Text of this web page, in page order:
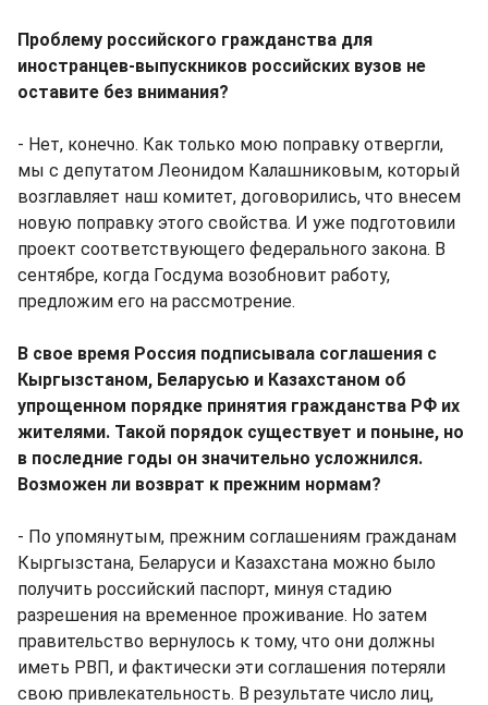
Проблему российского гражданства для
иностранцев-выпускников российских вузов не
оставите без внимания?
- Нет, конечно. Как только мою поправку отвергли,
мы с депутатом Леонидом Калашниковым, который
возглавляет наш комитет, договорились, что внесем
новую поправку этого свойства. И уже подготовили
проект соответствующего федерального закона. В
сентябре, когда Госдума возобновит работу,
предложим его на рассмотрение.
В свое время Россия подписывала соглашения с
Кыргызстаном, Беларусью и Казахстаном об
упрощенном порядке принятия гражданства РФ их
жителями. Такой порядок существует и поныне, но
в последние годы он значительно усложнился.
Возможен ли возврат к прежним нормам?
- По упомянутым, прежним соглашениям гражданам
Кыргызстана, Беларуси и Казахстана можно было
получить российский паспорт, минуя стадию
разрешения на временное проживание. Но затем
правительство вернулось к тому, что они должны
иметь РВП, и фактически эти соглашения потеряли
свою привлекательность. В результате число лиц,